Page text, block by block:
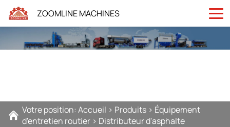
ZOOMLINE MACHINES
Votre position: Accueil > Produits > Équipement
d'entretien routier > Distributeur d'asphalte